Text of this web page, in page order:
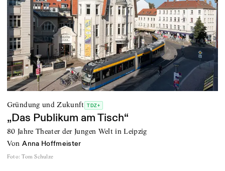
Gründung und Zukunft TDZ+
„Das Publikum am Tisch“
80 Jahre Theater der Jungen Welt in Leipzig
von Anna Hoffmeister
Foto: Tom Schulze